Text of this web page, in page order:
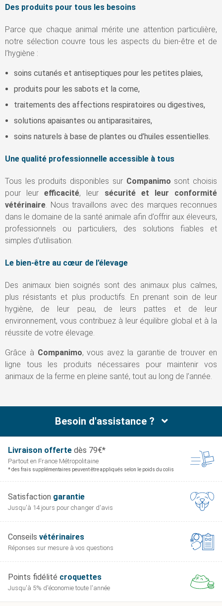
Des produits pour tous les besoins
Parce que chaque animal mérite une attention particulière,
notre sélection couvre tous les aspects du bien-être et de
l’hygiène :
soins cutanés et antiseptiques pour les petites plaies,
produits pour les sabots et la corne,
traitements des affections respiratoires ou digestives,
solutions apaisantes ou antiparasitaires,
soins naturels à base de plantes ou d’huiles essentielles.
Une qualité professionnelle accessible à tous
Tous les produits disponibles sur Companimo sont choisis
pour leurefficacité, leur sécurité et leur conformité
vétérinaire. Nous travaillons avec des marques reconnues
dans le domaine de la santé animale afin d’offrir aux éleveurs,
professionnels ou particuliers, des solutions fiables et
simples d’utilisation.
Le bien-être au cœur de l’élevage
Des animaux bien soignés sont des animaux plus calmes,
plus résistants et plus productifs. En prenant soin de leur
hygiène, de leur peau, de leurs pattes et de leur
environnement, vous contribuez à leur équilibre global et à la
réussite de votre élevage.
Grâce à Companimo, vous avez la garantie de trouver en
ligne tous les produits nécessaires pour maintenir vos
animaux de la ferme en pleine santé, tout au long de l’année.
Besoin d'assistance ?
Livraison offerte dès 79€*
Partout en France Métropolitaine
* des frais supplémentaires peuvent être appliqués selon le poids du colis
Satisfaction garantie
Jusqu'à 14 jours pour changer d'avis
Conseils vétérinaires
Réponses sur mesure à vos questions
Points fidélité croquettes
Jusqu'à 5% d'économie toute l'année